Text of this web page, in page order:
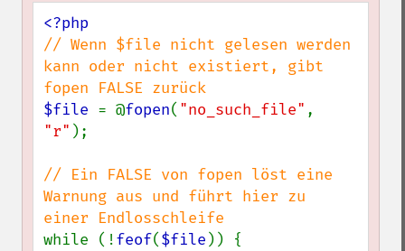
// Wenn $file nicht gelesen werden
kann oder nicht existiert, gibt
$file = @fopen( "no_such_file"
"r" );
// Ein FALSE von fopen löst eine
Warnung aus und führt hier zu
while (!feof($file )) {